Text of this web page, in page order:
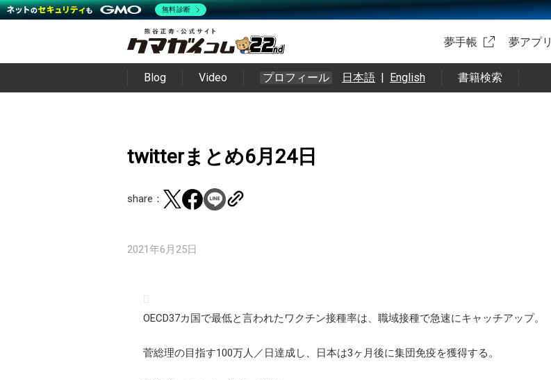
夢手帳 夢アプリ
Blog Video プロフィール 日本語 | English 書籍検索
twitterまとめ6月24日
share：
2021年6月25日
OECD37カ国で最低と言われたワクチン接種率は、職域接種で急速にキャッチアップ。
菅総理の目指す100万人／日達成し、日本は3ヶ月後に集団免疫を獲得する。
無料診断